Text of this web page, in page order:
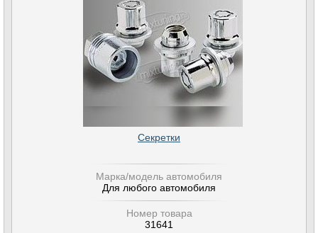
Секретки
Марка/модель автомобиля
Для любого автомобиля
Номер товара
31641